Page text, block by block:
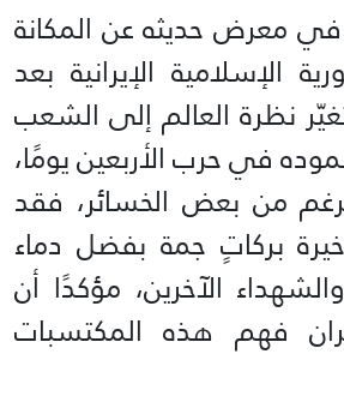
معرض حديثه عن المكانة
الإسلامية الإيرانية بعد
نظرة العالم إلى الشعب
في حرب الأربعين يومًا،
من بعض الخسائر، فقد
بركاتٍ جمة بفضل دماء
الآخرين، مؤكدًا أن
فهم هذه المكتسبات